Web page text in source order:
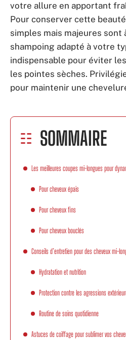
votre allure en apportant
Pour conserver cette
simples mais majeures sont
shampoing adapté à votre
indispensable pour éviter
les pointes sèches.
pour maintenir une
SOMMAIRE
Les meilleures coupes mi-longues pour
Pour cheveux épais
Pour cheveux fins
Pour cheveux bouclés
Conseils d’entretien pour des cheveux mi-
Hydratation et nutrition
Protection contre les agressions
Routine de soins quotidienne
Astuces de coiffage pour sublimer vos